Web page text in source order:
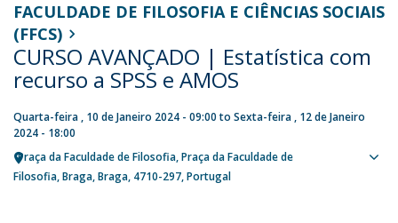
FACULDADE DE FILOSOFIA E CIÊNCIAS SOCIAIS
(FFCS)
CURSO AVANÇADO | Estatística com
recurso a SPSS e AMOS
Quarta-feira , 10 de Janeiro 2024 - 09:00to Sexta-feira , 12 de Janeiro
2024 - 18:00
Praça da Faculdade de Filosofia Praça da Faculdade de
Filosofia Braga Braga 4710-297 Portugal